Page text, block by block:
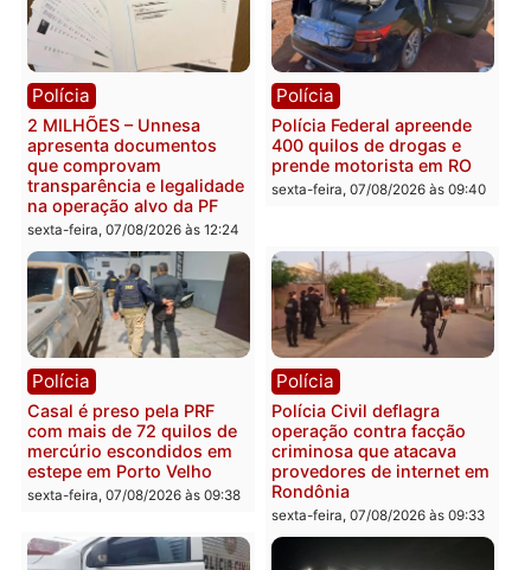
Política
Marcos Rogério apresenta
Plano de Governo com
228 projetos, metas
públicas e
acompanhamento de
resultados
sexta-feira, 07/08/2026 às 18:49
Política
Eleições 2026: Pastor
Evanildo pode ser o
primeiro pastor de
Rondônia na Câmara
Polícia
2 MILHÕES – Unnesa
apresenta documentos
que comprovam
transparência e legalidade
na operação alvo da PF
Polícia
Polícia Federal apreende
400 quilos de drogas e
prende motorista em RO
sexta-feira, 07/08/2026 às